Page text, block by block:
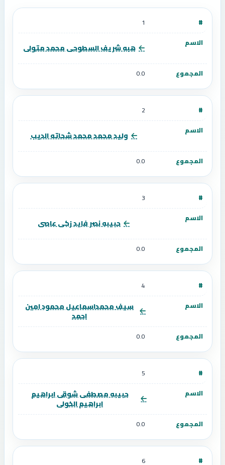
1
هبه شريف السطوحى محمد متولى
0.0
2
وليد محمد محمد شحاته الديب
0.0
3
حبيبه نصر فايد زكى عاصى
0.0
4
سيف محمداسماعيل محمود امين
احمد
0.0
5
حبيبه مصطفى شوقى ابراهيم
ابراهيم الخولى
0.0
6